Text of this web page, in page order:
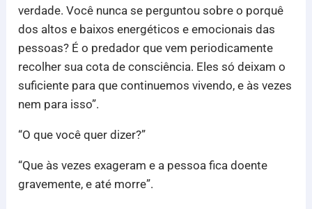
verdade. Você nunca se perguntou sobre o porquê
dos altos e baixos energéticos e emocionais das
pessoas? É o predador que vem periodicamente
recolher sua cota de consciência. Eles só deixam o
suficiente para que continuemos vivendo, e às vezes
nem para isso”.
“O que você quer dizer?”
“Que às vezes exageram e a pessoa fica doente
gravemente, e até morre”.